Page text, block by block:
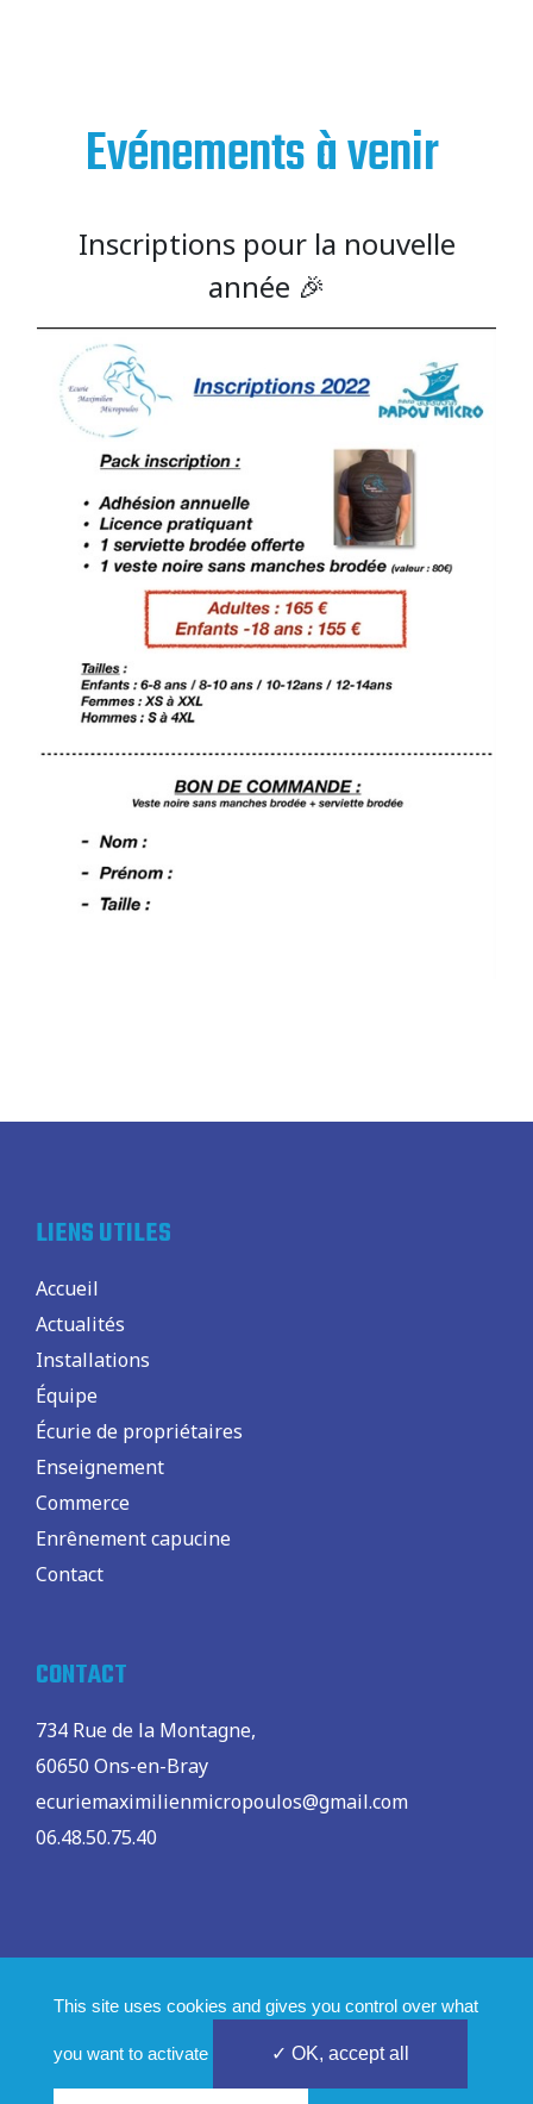
Evénements à venir
Inscriptions pour la nouvelle
année 🎉
LIENS UTILES
Accueil
Actualités
Installations
Équipe
Écurie de propriétaires
Enseignement
Commerce
Enrênement capucine
Contact
CONTACT
734 Rue de la Montagne,
60650 Ons-en-Bray
ecuriemaximilienmicropoulos@gmail.com
06.48.50.75.40
Copyright © 2026 |Innov'data |Mentions légales
This site uses cookies and gives you control over what
you want to activate ✓ OK, accept all